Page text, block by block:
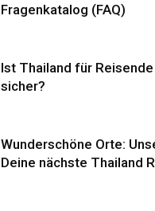
Fragenkatalog (FAQ)
Ist Thailand für
sicher?
Wunderschöne Orte:
Deine nächste Thailand